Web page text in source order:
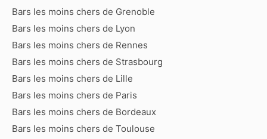
Bars les moins chers de Grenoble
Bars les moins chers de Lyon
Bars les moins chers de Rennes
Bars les moins chers de Strasbourg
Bars les moins chers de Lille
Bars les moins chers de Paris
Bars les moins chers de Bordeaux
Bars les moins chers de Toulouse